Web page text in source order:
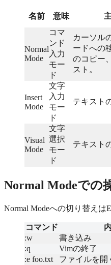
名前 意味
Normal
Mode
コマ
ンド
入力
モー
ド
カーソル
ードへの
のコピー
スト。
Insert
Mode
文字
入力
モー
ド
テキスト
Visual
Mode
文字
選択
モー
ド
テキスト
Normal Modeでの
Normal Modeへの切り替えは
コマンド
:w
書き込み
:q
Vimの終了
:e foo.txt
ファイルを開